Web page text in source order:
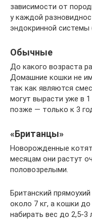
зависимости от
у каждой
эндокринной системы
Обычные
До какого возраста
Домашние кошки не
так как являются
могут вырасти уже в
позже — только к 3
«Британцы»
Новорожденные
месяцам они растут
половозрелыми.
Британский
около 7 кг, а кошки
набирать вес до 2,5-3